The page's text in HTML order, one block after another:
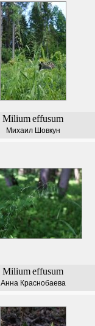
Miliumeffusum
Михаил Шовкун
Miliumeffusum
Анна Краснобаева